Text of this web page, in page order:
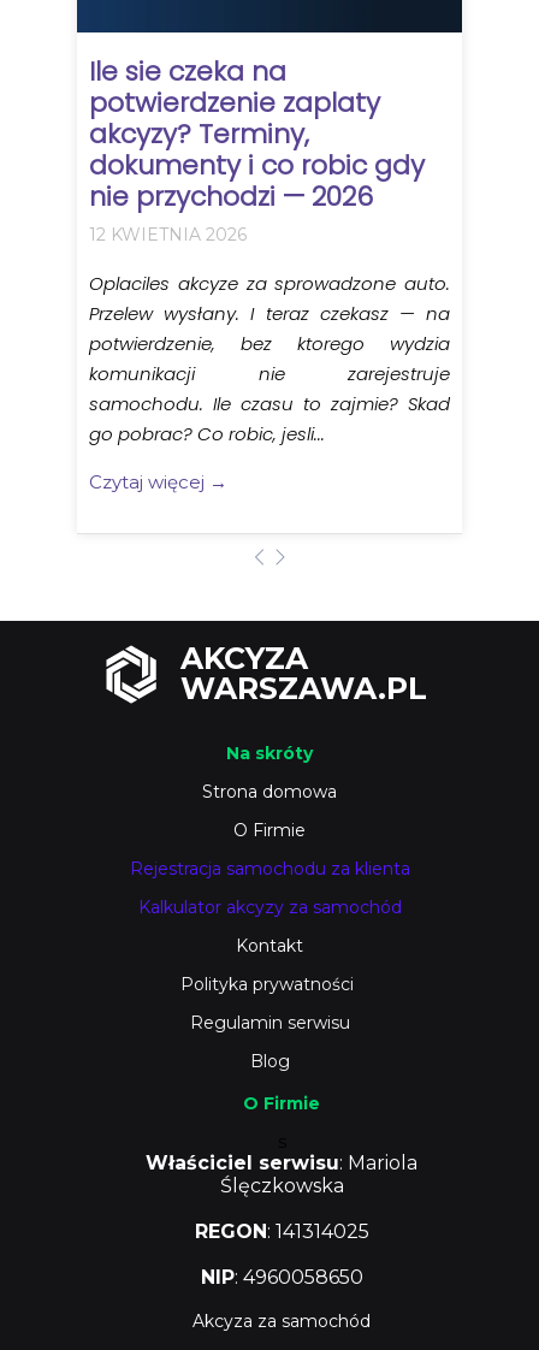
AKCYZA
WARSZAWA.PL
O Firmie
Właściciel serwisu: Mariola
Ślęczkowska
REGON: 141314025
NIP: 4960058650
Akcyza za samochód
Na skróty
Strona domowa
O Firmie
Rejestracja samochodu za klienta
Kalkulator akcyzy za samochód
Kontakt
Polityka prywatności
Regulamin serwisu
Blog
Ile sie czeka na
potwierdzenie zaplaty
akcyzy? Terminy,
dokumenty i co robic gdy
nie przychodzi — 2026
12 KWIETNIA 2026
Oplaciles akcyze za sprowadzone auto.
Przelew wysłany. I teraz czekasz — na
potwierdzenie, bez ktorego wydzia
komunikacji nie zarejestruje
samochodu. Ile czasu to zajmie? Skad
go pobrac? Co robic, jesli...
Czytaj więcej →